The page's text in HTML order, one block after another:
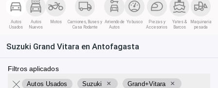
Autos
Usados
Autos
Nuevos
Motos
Camiones, Buses y
Casa Rodante
Arriendo de
Autos
Yo busco
Piezas y
Accesorios
Yates &
Barcos
Maquinaria
pesada
Suzuki Grand Vitara en Antofagasta
Filtros aplicados
Autos Usados Suzuki × Grand+Vitara ×